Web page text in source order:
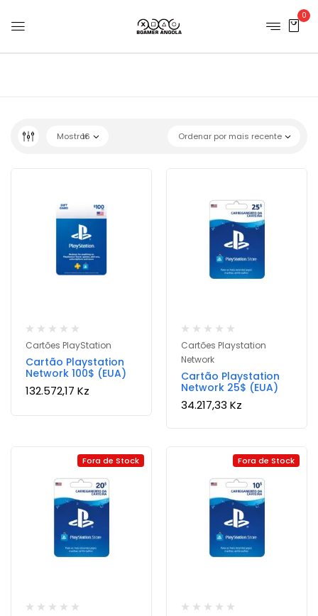
0
Ordenar por mais recente
Mostrar
16
Cartões PlayStation
Cartão Playstation
Network 100$ (EUA)
132.572,17 Kz
Cartões Playstation
Network
Cartão Playstation
Network 25$ (EUA)
34.217,33 Kz
Fora de Stock Fora de Stock